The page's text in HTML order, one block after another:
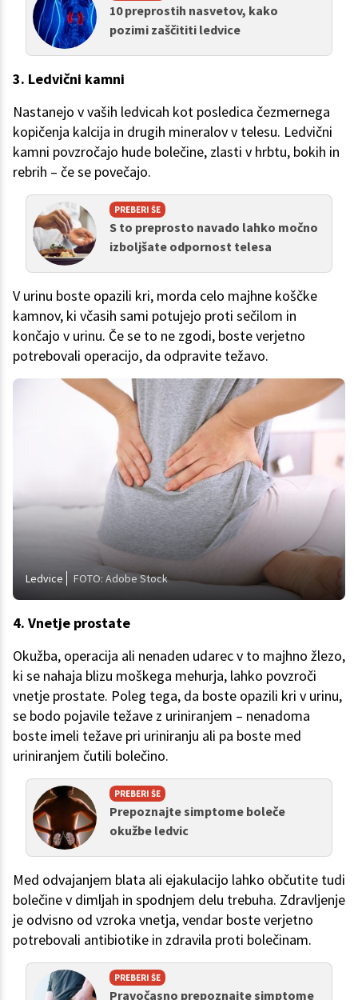
10 preprostih nasvetov, kako
pozimi zaščititi ledvice
3. Ledvični kamni
Nastanejo v vaših ledvicah kot posledica čezmernega
kopičenja kalcija in drugih mineralov v telesu. Ledvični
kamni povzročajo hude bolečine, zlasti v hrbtu, bokih in
rebrih – če se povečajo.
PREBERI ŠE
S to preprosto navado lahko močno
izboljšate odpornost telesa
V urinu boste opazili kri, morda celo majhne koščke
kamnov, ki včasih sami potujejo proti sečilom in
končajo v urinu. Če se to ne zgodi, boste verjetno
potrebovali operacijo, da odpravite težavo.
Ledvice FOTO: Adobe Stock
4. Vnetje prostate
Okužba, operacija ali nenaden udarec v to majhno žlezo,
ki se nahaja blizu moškega mehurja, lahko povzroči
vnetje prostate. Poleg tega, da boste opazili kri v urinu,
se bodo pojavile težave z uriniranjem – nenadoma
boste imeli težave pri uriniranju ali pa boste med
uriniranjem čutili bolečino.
PREBERI ŠE
Prepoznajte simptome boleče
okužbe ledvic
Med odvajanjem blata ali ejakulacijo lahko občutite tudi
bolečine v dimljah in spodnjem delu trebuha. Zdravljenje
je odvisno od vzroka vnetja, vendar boste verjetno
potrebovali antibiotike in zdravila proti bolečinam.
PREBERI ŠE
Pravočasno prepoznajte simptome